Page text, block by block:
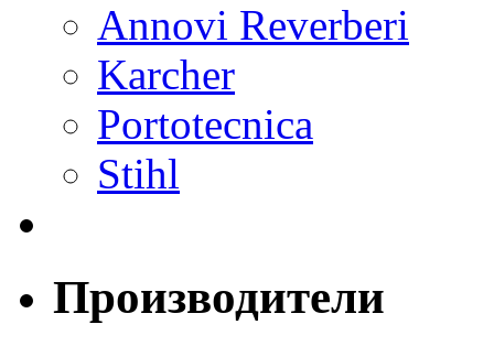
Annovi Reverberi
Karcher
Portotecnica
Stihl
Производители